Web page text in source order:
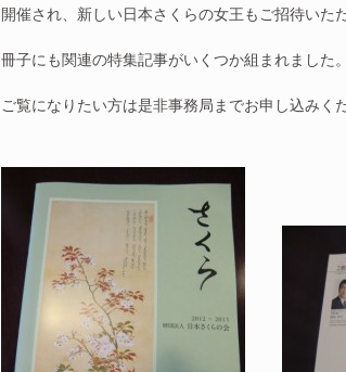
開催され、新しい日本さくらの女王もご招待いた
冊子にも関連の特集記事がいくつか組まれました。
ご覧になりたい方は是非事務局までお申し込みく